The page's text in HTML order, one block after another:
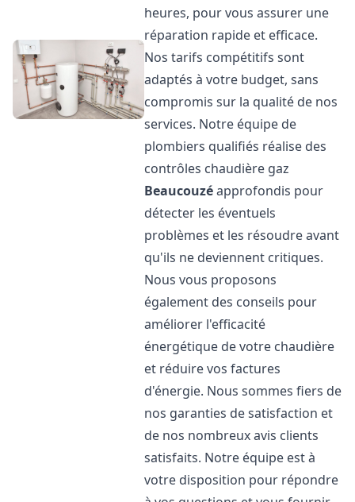
heures, pour vous assurer une
réparation rapide et efficace.
Nos tarifs compétitifs sont
adaptés à votre budget, sans
compromis sur la qualité de nos
services. Notre équipe de
plombiers qualifiés réalise des
contrôles chaudière gaz
Beaucouzéapprofondis pour
détecter les éventuels
problèmes et les résoudre avant
qu'ils ne deviennent critiques.
Nous vous proposons
également des conseils pour
améliorer l'efficacité
énergétique de votre chaudière
et réduire vos factures
d'énergie. Nous sommes fiers de
nos garanties de satisfaction et
de nos nombreux avis clients
satisfaits. Notre équipe est à
votre disposition pour répondre